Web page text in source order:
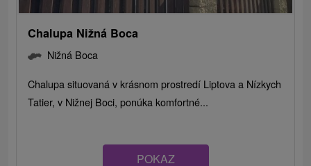
Chalupa Nižná Boca
Nižná Boca
Chalupa situovaná v krásnom prostredí Liptova a Nízkych
Tatier, v Nižnej Boci, ponúka komfortné...
POKAZ